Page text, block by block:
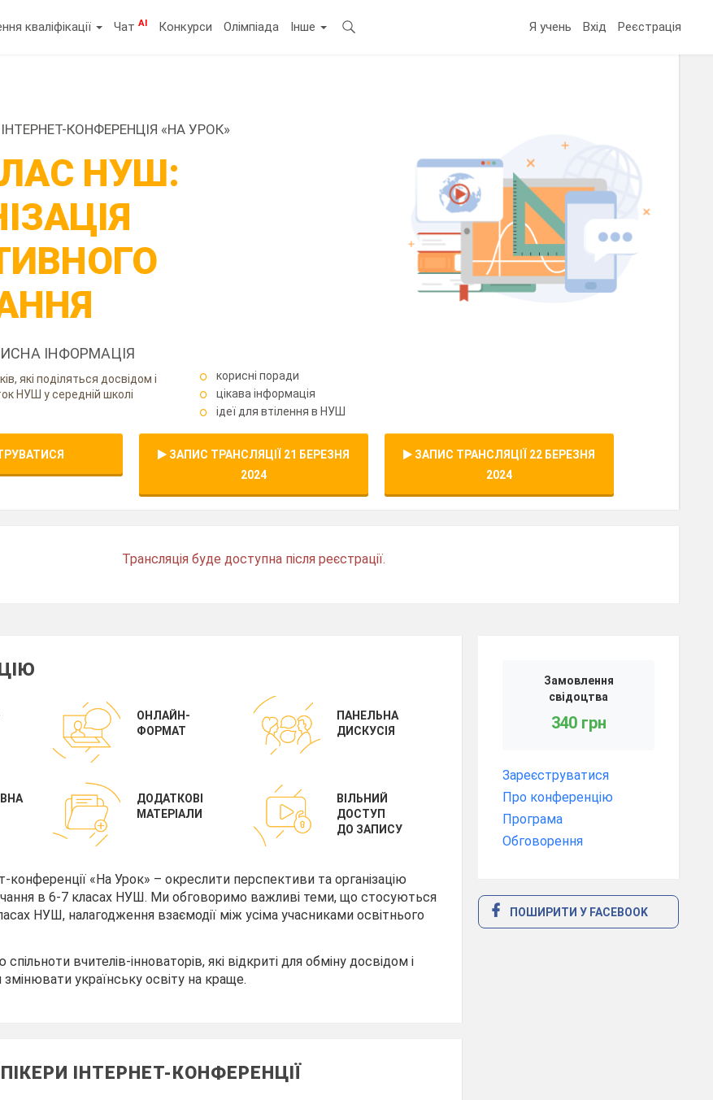
кваліфікації ЧатAI Конкурси Олімпіада Інше Я учень Вхід Реєстрація
КОНФЕРЕНЦІЯ «НА УРОК»
НУШ:
ІНФОРМАЦІЯ
які поділяться досвідом і
НУШ у середній школі
корисні поради
цікава інформація
ідеї для втілення в НУШ
ЗАПИС ТРАНСЛЯЦІЇ 21 БЕРЕЗНЯ
2024
ЗАПИС ТРАНСЛЯЦІЇ 22 БЕРЕЗНЯ
2024
Трансляція буде доступна після реєстрації.
ОНЛАЙН-
ФОРМАТ
ПАНЕЛЬНА
ДИСКУСІЯ
ДОДАТКОВІ
МАТЕРІАЛИ
ВІЛЬНИЙ
ДОСТУП
ДО ЗАПИСУ
конференції «На Урок» – окреслити перспективи та організацію
в 6-7 класах НУШ. Ми обговоримо важливі теми, що стосуються
НУШ, налагодження взаємодії між усіма учасниками освітнього
вчителів-інноваторів, які відкриті для обміну досвідом і
українську освіту на краще.
ІНТЕРНЕТ-КОНФЕРЕНЦІЇ
Замовлення
свідоцтва
340 грн
Зареєструватися
Про конференцію
Програма
Обговорення
ПОШИРИТИ У FACEBOOK